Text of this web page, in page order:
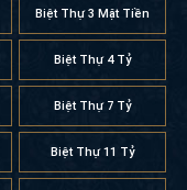
Biệt Thự 3 Mặt Tiền
Biệt Thự 4 Tỷ
Biệt Thự 7 Tỷ
Biệt Thự 11 Tỷ